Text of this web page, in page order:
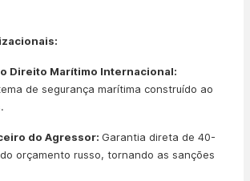
Direito Marítimo Internacional:
de segurança marítima construído ao
do Agressor: Garantia direta de 40-
orçamento russo, tornando as sanções